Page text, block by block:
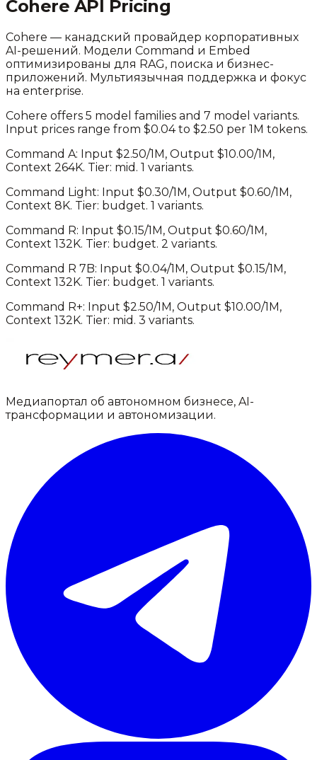
Cohere API Pricing
Cohere — канадский провайдер корпоративных
AI-решений. Модели Command и Embed
оптимизированы для RAG, поиска и бизнес-
приложений. Мультиязычная поддержка и фокус
на enterprise.
Cohere offers 5 model families and 7 model variants.
Input prices range from $0.04 to $2.50 per 1M tokens.
Command A: Input $2.50/1M, Output $10.00/1M,
Context 264K. Tier: mid . 1 variants.
Command Light: Input $0.30/1M, Output $0.60/1M,
Context 8K. Tier: budget. 1 variants.
Command R: Input $0.15/1M, Output $0.60/1M,
Context 132K. Tier: budget. 2 variants.
Command R 7B: Input $0.04/1M, Output $0.15/1M,
Context 132K. Tier: budget. 1 variants.
Command R+: Input $2.50/1M, Output $10.00/1M,
Context 132K. Tier: mid . 3 variants.
Медиапортал об автономном бизнесе, AI-
трансформации и автономизации.